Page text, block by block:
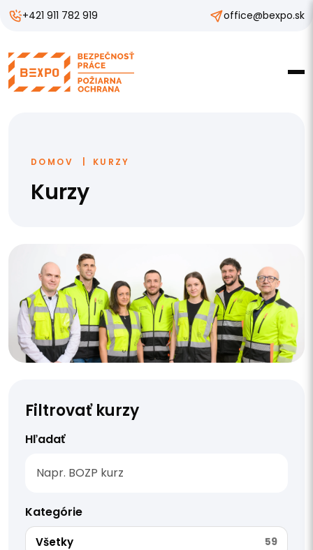
+421 911 782 919 office@bexpo.sk
DOMOV KURZY
Kurzy
Filtrovať kurzy
Hľadať
Kategórie
Všetky 59